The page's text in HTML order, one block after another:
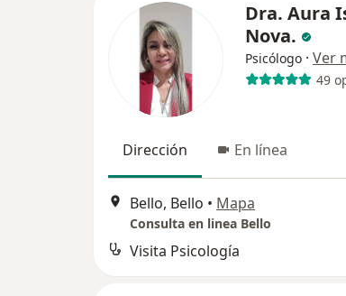
Dra. Aura
Nova.
Psicólogo · Ver
49
Dirección En línea
Bello, Bello • Mapa
Consulta en linea Bello
Visita Psicología